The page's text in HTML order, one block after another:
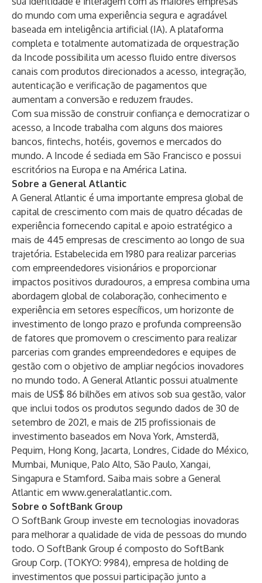
do mundo com uma experiência segura e agradável
baseada em inteligência artificial (IA). A plataforma
completa e totalmente automatizada de orquestração
da Incode possibilita um acesso fluido entre diversos
canais com produtos direcionados a acesso, integração,
autenticação e verificação de pagamentos que
aumentam a conversão e reduzem fraudes.
Com sua missão de construir confiança e democratizar o
acesso, a Incode trabalha com alguns dos maiores
bancos, fintechs, hotéis, governos e mercados do
mundo. A Incode é sediada em São Francisco e possui
escritórios na Europa e na América Latina.
Sobre a General Atlantic
A General Atlantic é uma importante empresa global de
capital de crescimento com mais de quatro décadas de
experiência fornecendo capital e apoio estratégico a
mais de 445 empresas de crescimento ao longo de sua
trajetória. Estabelecida em 1980 para realizar parcerias
com empreendedores visionários e proporcionar
impactos positivos duradouros, a empresa combina uma
abordagem global de colaboração, conhecimento e
experiência em setores específicos, um horizonte de
investimento de longo prazo e profunda compreensão
de fatores que promovem o crescimento para realizar
parcerias com grandes empreendedores e equipes de
gestão com o objetivo de ampliar negócios inovadores
no mundo todo. A General Atlantic possui atualmente
mais de US$ 86 bilhões em ativos sob sua gestão, valor
que inclui todos os produtos segundo dados de 30 de
setembro de 2021, e mais de 215 profissionais de
investimento baseados em Nova York, Amsterdã,
Pequim, Hong Kong, Jacarta, Londres, Cidade do México,
Mumbai, Munique, Palo Alto, São Paulo, Xangai,
Singapura e Stamford. Saiba mais sobre a General
Atlantic em www.generalatlantic.com.
Sobre o SoftBank Group
O SoftBank Group investe em tecnologias inovadoras
para melhorar a qualidade de vida de pessoas do mundo
todo. O SoftBank Group é composto do SoftBank
Group Corp. (TOKYO: 9984), empresa de holding de
investimentos que possui participação junto a